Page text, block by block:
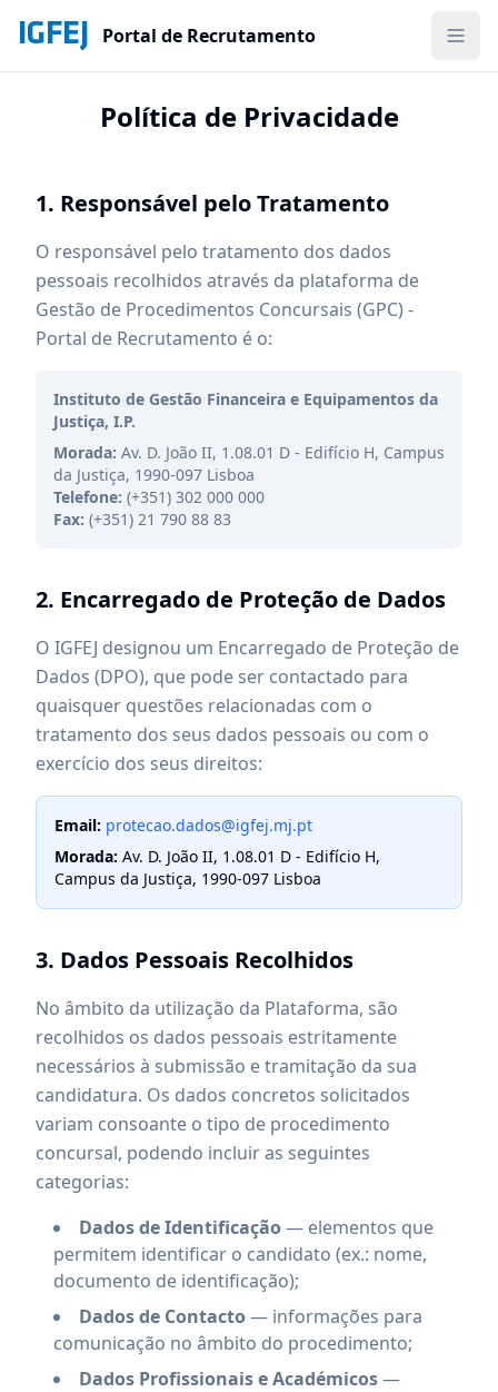
IGFEJ Portal de Recrutamento
Política de Privacidade
1. Responsável pelo Tratamento
O responsável pelo tratamento dos dados
pessoais recolhidos através da plataforma de
Gestão de Procedimentos Concursais (GPC) -
Portal de Recrutamento é o:
Instituto de Gestão Financeira e Equipamentos da
Justiça, I.P.
Morada: Av. D. João II, 1.08.01 D - Edifício H, Campus
da Justiça, 1990-097 Lisboa
Telefone: (+351) 302 000 000
Fax: (+351) 21 790 88 83
2. Encarregado de Proteção de Dados
O IGFEJ designou um Encarregado de Proteção de
Dados (DPO), que pode ser contactado para
quaisquer questões relacionadas com o
tratamento dos seus dados pessoais ou com o
exercício dos seus direitos:
Email: protecao.dados@igfej.mj.pt
Morada: Av. D. João II, 1.08.01 D - Edifício H,
Campus da Justiça, 1990-097 Lisboa
3. Dados Pessoais Recolhidos
No âmbito da utilização da Plataforma, são
recolhidos os dados pessoais estritamente
necessários à submissão e tramitação da sua
candidatura. Os dados concretos solicitados
variam consoante o tipo de procedimento
concursal, podendo incluir as seguintes
categorias:
Dados de Identificação— elementos que
permitem identificar o candidato (ex.: nome,
documento de identificação);
Dados de Contacto— informações para
comunicação no âmbito do procedimento;
Dados Profissionais e Académicos—